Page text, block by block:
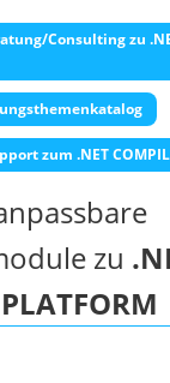
Consulting zu
zum .NET
zu